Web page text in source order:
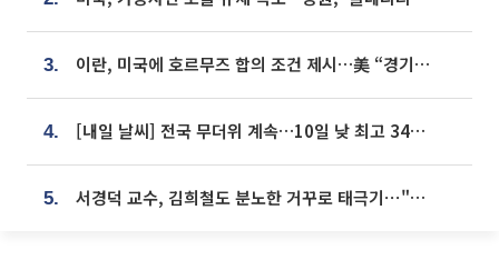
3. 이란, 미국에 호르무즈 합의 조건 제시…美 “경기 아직 안 끝나” [종합]
4. [내일 날씨] 전국 무더위 계속…10일 낮 최고 34도 육박
5. 서경덕 교수, 김희철도 분노한 거꾸로 태극기⋯"엉터리는 아냐, 아쉬울 뿐"